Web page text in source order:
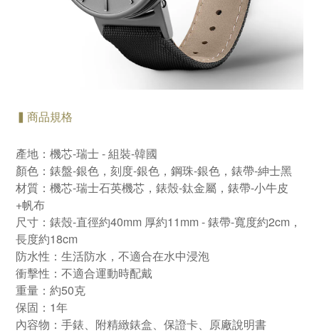
▍商品規格
產地：機芯-瑞士 - 組裝-韓國
顏色：錶盤-銀色，刻度-銀色，鋼珠-銀色，錶帶-紳士黑
材質：機芯-瑞士石英機芯，錶殼-鈦金屬，錶帶-小牛皮
+帆布
尺寸：錶殼-直徑約40mm 厚約11mm - 錶帶-寬度約2cm，
長度約18cm
防水性：生活防水，不適合在水中浸泡
衝擊性：不適合運動時配戴
重量：約50克
保固：1年
內容物：手錶、附精緻錶盒、保證卡、原廠說明書